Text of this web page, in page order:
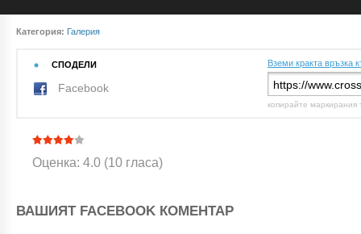
Категория: Галерия
СПОДЕЛИ
Facebook
Вземи кракта връзка
копирайте маркирания
Оценка: 4.0 (10 гласа)
ВАШИЯТ FACEBOOK КОМЕНТАР